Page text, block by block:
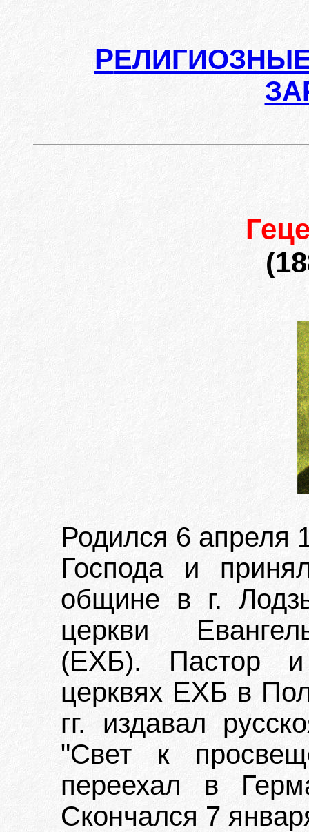
Р
Родился 6 апреля
Господа и
общине в г.
церкви
(ЕХБ). Пастор
церквях ЕХБ в
гг. издавал
"Свет к
переехал в
Скончался 7